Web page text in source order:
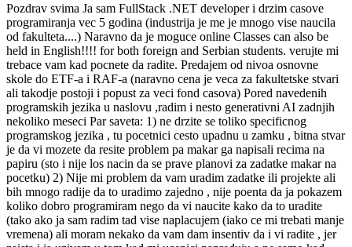
Pozdrav svima Ja sam FullStack .NET developer i drzim casove
programiranja vec 5 godina (industrija je me je mnogo vise naucila
od fakulteta....) Naravno da je moguce online Classes can also be
held in English!!!! for both foreign and Serbian students. verujte mi
trebace vam kad pocnete da radite. Predajem od nivoa osnovne
skole do ETF-a i RAF-a (naravno cena je veca za fakultetske stvari
ali takodje postoji i popust za veci fond casova) Pored navedenih
programskih jezika u naslovu ,radim i nesto generativni AI zadnjih
nekoliko meseci Par saveta: 1) ne drzite se toliko specificnog
programskog jezika , tu pocetnici cesto upadnu u zamku , bitna stvar
je da vi mozete da resite problem pa makar ga napisali recima na
papiru (sto i nije los nacin da se prave planovi za zadatke makar na
pocetku) 2) Nije mi problem da vam uradim zadatke ili projekte ali
bih mnogo radije da to uradimo zajedno , nije poenta da ja pokazem
koliko dobro programiram nego da vi naucite kako da to uradite
(tako ako ja sam radim tad vise naplacujem (iako ce mi trebati manje
vremena) ali moram nekako da vam dam insentiv da i vi radite , jer